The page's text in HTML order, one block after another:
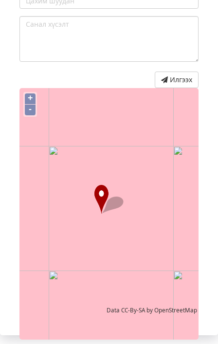
Илгээх
+
-
Data CC-By-SA by OpenStreetMap